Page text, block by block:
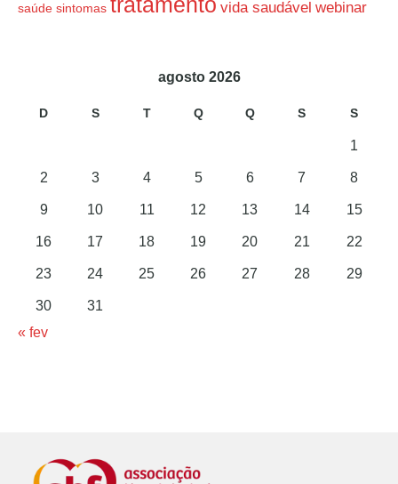
saúde sintomas vida saudável webinar
agosto 2026
D S T Q Q S S
1
2 3 4 5 6 7 8
9 10 11 12 13 14 15
16 17 18 19 20 21 22
23 24 25 26 27 28 29
30
31
« fev